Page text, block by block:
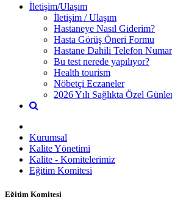
İletişim/Ulaşım
İletişim / Ulaşım
Hastaneye Nasıl Giderim?
Hasta Görüş Öneri Formu
Hastane Dahili Telefon
Bu test nerede yapılıyor?
Health tourism
Nöbetçi Eczaneler
2026 Yılı Sağlıkta Özel
Kurumsal
Kalite Yönetimi
Kalite - Komitelerimiz
Eğitim Komitesi
Eğitim Komitesi